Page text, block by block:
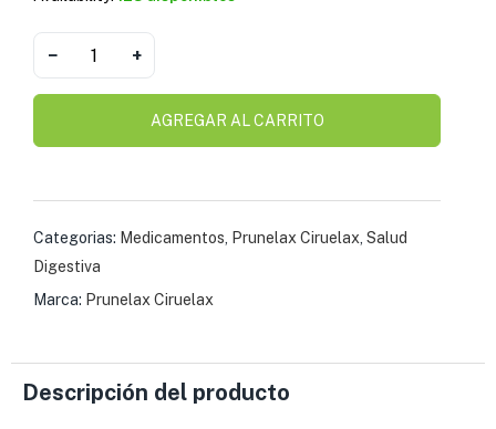
− +
AGREGAR AL CARRITO
Categorias: Medicamentos, Prunelax Ciruelax, Salud
Digestiva
Marca: Prunelax Ciruelax
Descripción del producto